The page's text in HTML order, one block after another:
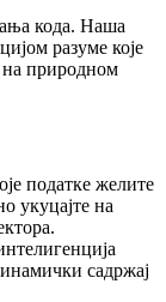
кода. Наша
разуме које
природном
податке желите
укуцајте на
садржај